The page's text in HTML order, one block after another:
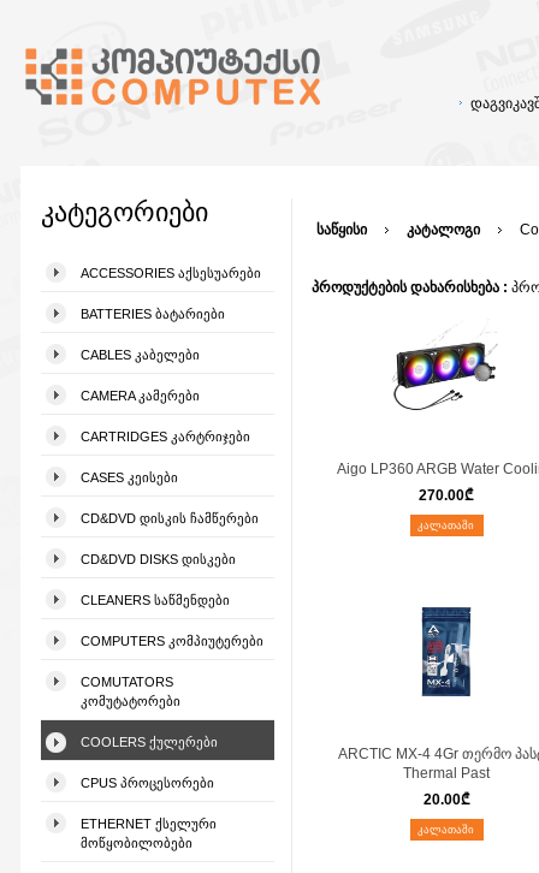
კატეგორიები
ACCESSORIES ᲐᲥᲡᲔᲡᲣᲐᲠᲔᲑᲘ
BATTERIES ᲑᲐᲢᲐᲠᲘᲔᲑᲘ
CABLES ᲙᲐᲑᲔᲚᲔᲑᲘ
CAMERA ᲙᲐᲛᲔᲠᲔᲑᲘ
CARTRIDGES ᲙᲐᲠᲢᲠᲘᲯᲔᲑᲘ
CASES ᲙᲔᲘᲡᲔᲑᲘ
CD&DVD ᲓᲘᲡᲙᲘᲡ ᲩᲐᲛᲬᲔᲠᲔᲑᲘ
CD&DVD DISKS ᲓᲘᲡᲙᲔᲑᲘ
CLEANERS ᲡᲐᲬᲛᲔᲜᲓᲔᲑᲘ
COMPUTERS ᲙᲝᲛᲞᲘᲣᲢᲔᲠᲔᲑᲘ
COMUTATORS
ᲙᲝᲛᲣᲢᲐᲢᲝᲠᲔᲑᲘ
COOLERS ᲥᲣᲚᲔᲠᲔᲑᲘ
CPUS ᲞᲠᲝᲪᲔᲡᲝᲠᲔᲑᲘ
ETHERNET ᲥᲡᲔᲚᲣᲠᲘ
ᲛᲝᲬᲧᲝᲑᲘᲚᲝᲑᲔᲑᲘ
საწყისი კატალოგი
პროდუქტების დახარისხება :
Aigo LP360 ARGB Water
270.00₾
ᲙᲐᲚᲐᲗᲐᲨᲘ
ARCTIC MX-4 4Gr თერმო
Thermal Past
20.00₾
ᲙᲐᲚᲐᲗᲐᲨᲘ